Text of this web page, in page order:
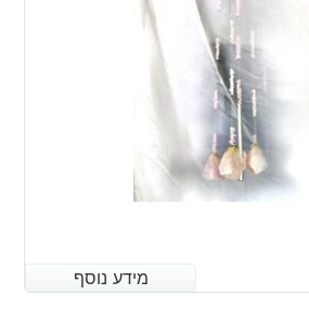
מידע נוסף
מידע נוסף